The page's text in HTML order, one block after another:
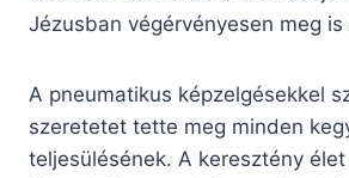
Jézusban végérvényesen meg is
A pneumatikus képzelgésekkel
szeretetet tette meg minden
teljesülésének. A keresztény